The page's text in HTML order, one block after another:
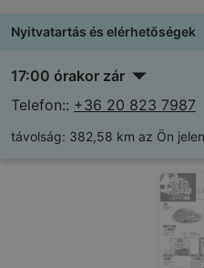
Nyitvatartás és elérhetőségek
17:00 órakor zár
Telefon:: +36 20 823 7987
távolság: 382,58 km az Ön